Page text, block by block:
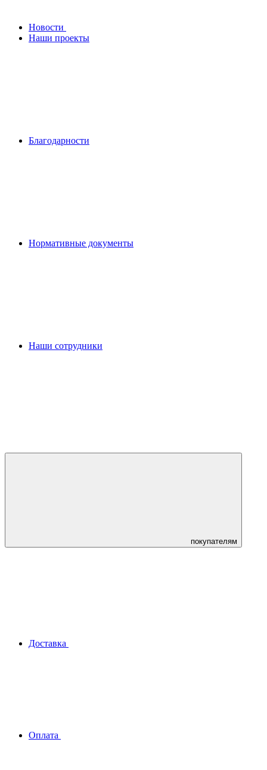
Новости
Наши проекты
Благодарности
Нормативные документы
Наши сотрудники
покупателям
Доставка
Оплата